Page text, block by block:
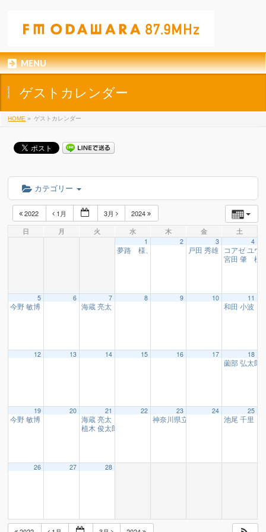
MENU
ゲストカレンダー
HOME » ゲストカレンダー
カテゴリー
2022 1月 3月
2024
日
月 火 水 木 金 土
1
夢路 様、板の上カマ太郎 様 10:30
2 3
戸田 秀雄 様16:10
4
コアゼ ユ
宮田 肇 様
5
今野 敏博 様
6 7
海蔵 亮太 様
8 9 10 11
和田 小波
12 13 14 15 16 17 18
薗部 弘太
19
今野 敏博 様
20 21
海蔵 亮太 様
植木 俊太郎 様
22 23
神奈川県立小田原東高等学校吹
24 25
池尾 千里
26 27 28